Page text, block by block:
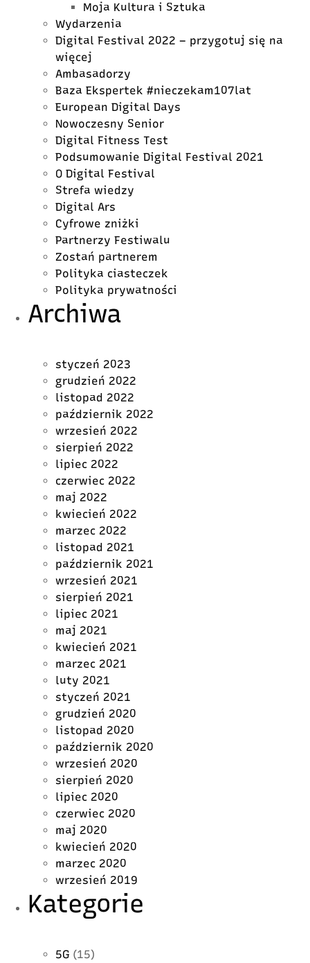
Moja Kultura i Sztuka
Wydarzenia
Digital Festival 2022 – przygotuj się na
więcej
Ambasadorzy
Baza Ekspertek #nieczekam107lat
European Digital Days
Nowoczesny Senior
Digital Fitness Test
Podsumowanie Digital Festival 2021
O Digital Festival
Strefa wiedzy
Digital Ars
Cyfrowe zniżki
Partnerzy Festiwalu
Zostań partnerem
Polityka ciasteczek
Polityka prywatności
Archiwa
styczeń 2023
grudzień 2022
listopad 2022
październik 2022
wrzesień 2022
sierpień 2022
lipiec 2022
czerwiec 2022
maj 2022
kwiecień 2022
marzec 2022
listopad 2021
październik 2021
wrzesień 2021
sierpień 2021
lipiec 2021
maj 2021
kwiecień 2021
marzec 2021
luty 2021
styczeń 2021
grudzień 2020
listopad 2020
październik 2020
wrzesień 2020
sierpień 2020
lipiec 2020
czerwiec 2020
maj 2020
kwiecień 2020
marzec 2020
wrzesień 2019
Kategorie
5G (15)